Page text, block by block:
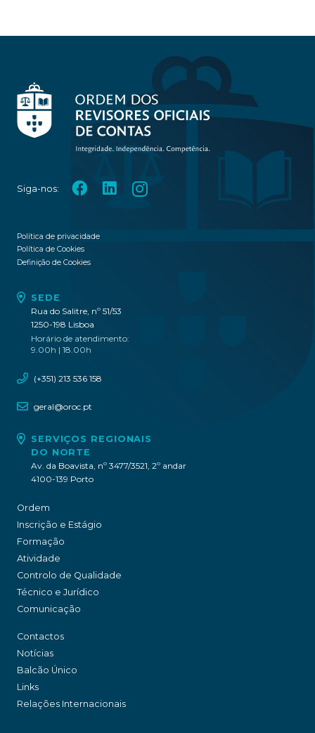
Siga-nos:
Política de privacidade
Política de Cookies
Definição de Cookies
SEDE
Rua do Salitre, nº 51/53
1250-198 Lisboa
Horário de atendimento:
9.00h | 18.00h
(+351) 213 536 158
geral@oroc.pt
SERVIÇOS REGIONAIS
DO NORTE
Av. da Boavista, nº 3477/3521, 2º andar
4100-139 Porto
Ordem
Inscrição e Estágio
Formação
Atividade
Controlo de Qualidade
Técnico e Jurídico
Comunicação
Contactos
Notícias
Balcão Único
Links
Relações Internacionais